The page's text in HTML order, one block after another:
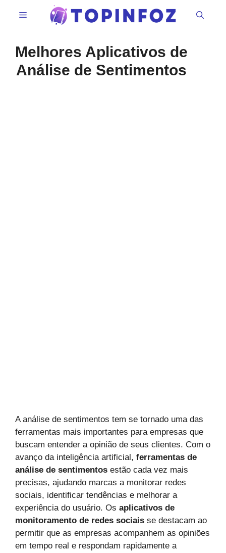
conteúdo
Menu
Melhores Aplicativos de
Análise de Sentimentos
A análise de sentimentos tem se tornado uma das
ferramentas mais importantes para empresas que
buscam entender a opinião de seus clientes. Com o
avanço da inteligência artificial, ferramentas de
análise de sentimentos estão cada vez mais
precisas, ajudando marcas a monitorar redes
sociais, identificar tendências e melhorar a
experiência do usuário. Os aplicativos de
monitoramento de redes sociais se destacam ao
permitir que as empresas acompanhem as opiniões
em tempo real e respondam rapidamente a